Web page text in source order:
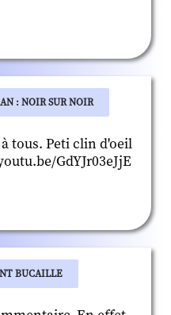
: NOIR SUR NOIR
tous. Peti clin d'oeil
GdYJr03eJjE
BUCAILLE